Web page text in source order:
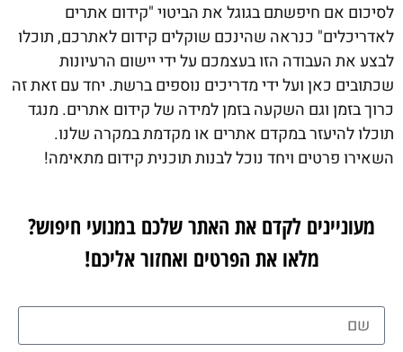
לסיכום אם חיפשתם בגוגל את הביטוי "קידום אתרים
לאדריכלים" כנראה שהינכם שוקלים קידום לאתרכם, תוכלו
לבצע את העבודה הזו בעצמכם על ידי יישום הרעיונות
שכתובים כאן ועל ידי מדריכים נוספים ברשת. יחד עם זאת זה
כרוך בזמן וגם השקעה בזמן למידה של קידום אתרים. מנגד
תוכלו להיעזר במקדם אתרים או מקדמת במקרה שלנו.
השאירו פרטים ויחד נוכל לבנות תוכנית קידום מתאימה!
מעוניינים לקדם את האתר שלכם במנועי חיפוש?
מלאו את הפרטים ואחזור אליכם!